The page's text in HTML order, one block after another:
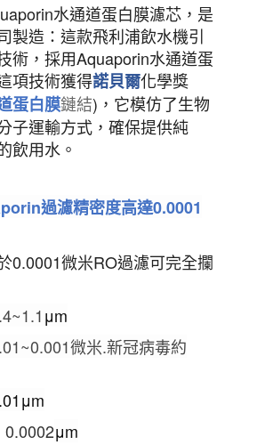
水通道蛋白膜濾芯，是
製造：這款飛利浦飲水機引
術，採用Aquaporin水通道蛋
項技術獲得諾貝爾化學獎
蛋白膜鏈結)，它模仿了生物
子運輸方式，確保提供純
飲用水。
過濾精密度高達0.0001
0.0001微米RO過濾可完全攔
μm
微米.新冠病毒約
μm
0.0002μm